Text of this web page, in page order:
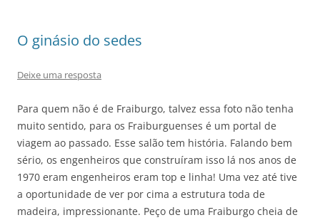
O ginásio do sedes
Deixe uma resposta
Para quem não é de Fraiburgo, talvez essa foto não tenha
muito sentido, para os Fraiburguenses é um portal de
viagem ao passado. Esse salão tem história. Falando bem
sério, os engenheiros que construíram isso lá nos anos de
1970 eram engenheiros eram top e linha! Uma vez até tive
a oportunidade de ver por cima a estrutura toda de
madeira, impressionante. Peço de uma Fraiburgo cheia de